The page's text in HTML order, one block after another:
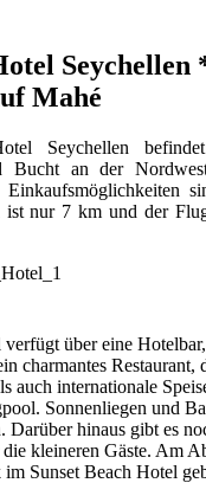
Mahé
Seychellen
Bucht an der
Einkaufsmöglichkeiten
ist nur 7 km und der
über eine
charmantes Restaurant,
auch internationale
Sonnenliegen und
Darüber hinaus gibt es
kleineren Gäste. Am
Sunset Beach Hotel